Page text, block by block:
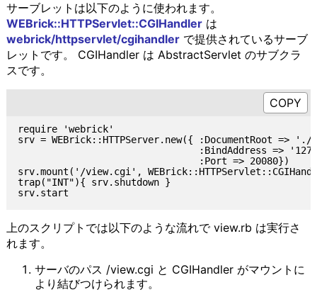
サーブレットは以下のように使われます。
WEBrick::HTTPServlet::CGIHandlerは
webrick/httpservlet/cgihandlerで提供されているサーブ
レットです。 CGIHandler は AbstractServlet のサブクラ
スです。
require 'webrick'
srv = WEBrick::HTTPServer.new({ :DocumentRoot =>
:BindAddress =>
                                :Port => 20080})
srv.mount('/view.cgi',
trap("INT"){ srv.shutdown }
上のスクリプトでは以下のような流れで view.rb は実行さ
れます。
サーバのパス /view.cgi と CGIHandler がマウントに
より結びつけられます。